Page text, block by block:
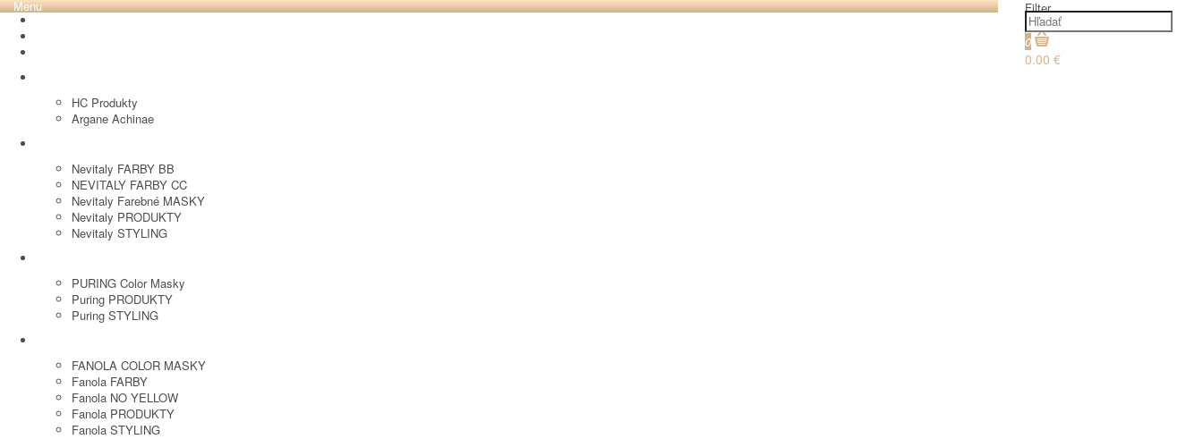
Menu
HC Produkty
Argane Achinae
Nevitaly FARBY BB
NEVITALY FARBY CC
Nevitaly Farebné MASKY
Nevitaly PRODUKTY
Nevitaly STYLING
PURING Color Masky
Puring PRODUKTY
Puring STYLING
FANOLA COLOR MASKY
Fanola FARBY
Fanola NO YELLOW
Fanola PRODUKTY
Fanola STYLING
Filter
0
0.00 €